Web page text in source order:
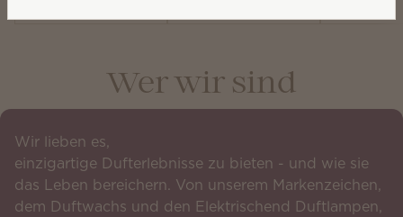
Wer wir sind
Wir lieben es,
einzigartige Dufterlebnisse zu bieten - und wie sie
das Leben bereichern. Von unserem Markenzeichen,
dem Duftwachs und den Elektrischend Duftlampen,